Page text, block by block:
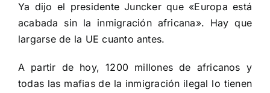
Ya dijo el presidente Juncker que «Europa está
acabada sin la inmigración africana». Hay que
largarse de la UE cuanto antes.
A partir de hoy, 1200 millones de africanos y
todas las mafias de la inmigración ilegal lo tienen